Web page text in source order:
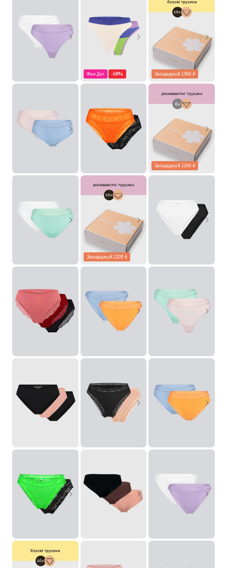
Фан Дні -50% Заощаджуй 1500 ₴
Заощаджуй 1200 ₴
Заощаджуй 2200 ₴